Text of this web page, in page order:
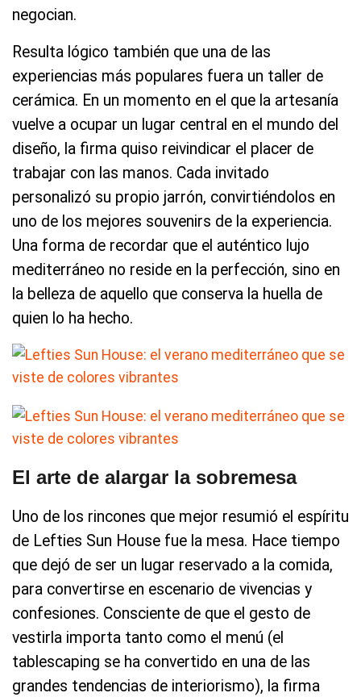
negocian.
Resulta lógico también que una de las
experiencias más populares fuera un taller de
cerámica. En un momento en el que la artesanía
vuelve a ocupar un lugar central en el mundo del
diseño, la firma quiso reivindicar el placer de
trabajar con las manos. Cada invitado
personalizó su propio jarrón, convirtiéndolos en
uno de los mejores souvenirs de la experiencia.
Una forma de recordar que el auténtico lujo
mediterráneo no reside en la perfección, sino en
la belleza de aquello que conserva la huella de
quien lo ha hecho.
El arte de alargar la sobremesa
Uno de los rincones que mejor resumió el espíritu
de Lefties Sun House fue la mesa. Hace tiempo
que dejó de ser un lugar reservado a la comida,
para convertirse en escenario de vivencias y
confesiones. Consciente de que el gesto de
vestirla importa tanto como el menú (el
tablescaping se ha convertido en una de las
grandes tendencias de interiorismo), la firma